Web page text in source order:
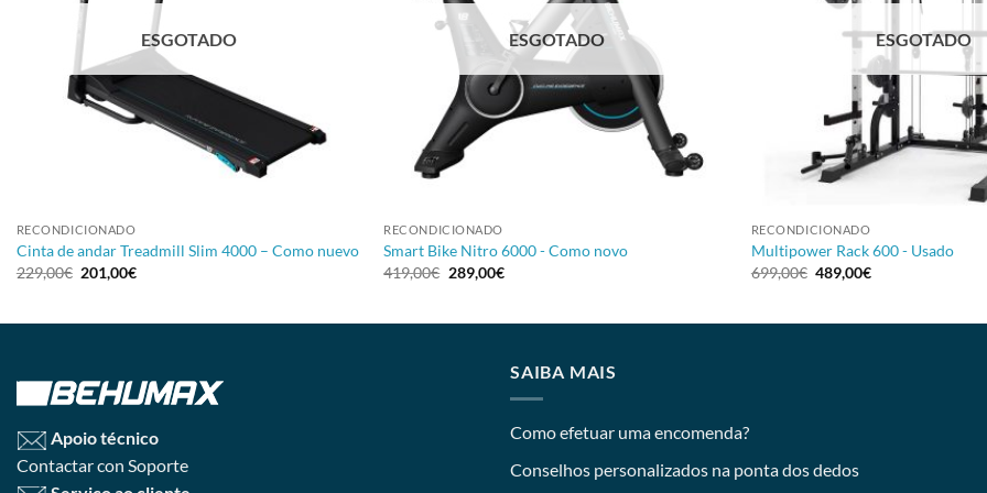
ESGOTADO
RECONDICIONADO
Cinta de andar Treadmill Slim 4000 – Como nuevo
229,00€ 201,00€
ESGOTADO
RECONDICIONADO
Smart Bike Nitro 6000 - Como novo
419,00€ 289,00€
ESGOTADO
RECONDICIONADO
Multipower Rack 600 - Usado
699,00€ 489,00€
Apoio técnico
Contactar con Soporte
SAIBA MAIS
Como efetuar uma encomenda?
Conselhos personalizados na ponta dos dedos